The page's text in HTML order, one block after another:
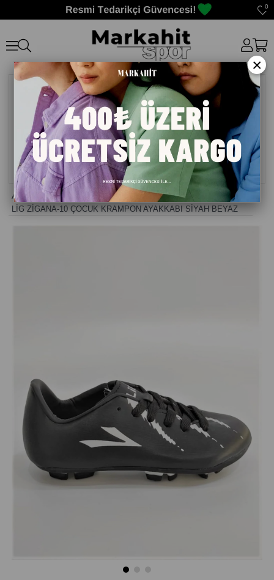
0
Anasayfa> Krampon Halı Saha Çocuk >
LİG ZİGANA-10 ÇOCUK KRAMPON AYAKKABI SİYAH BEYAZ
×